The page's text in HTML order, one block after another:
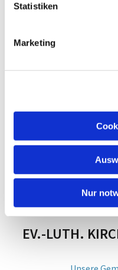
Statistiken
Marketing
Nur
EV.-LUTH.